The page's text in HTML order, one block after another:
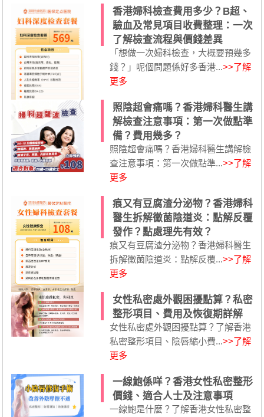
香港婦科檢查費用多少？B超、
驗血及常見項目收費整理：一次
了解檢查流程與價錢差異
「想做一次婦科檢查，大概要預幾多
錢？」呢個問題係好多香港...>>了解
更多
照陰超會痛嗎？香港婦科醫生講
解檢查注意事項：第一次做點準
備？費用幾多？
照陰超會痛嗎？香港婦科醫生講解檢
查注意事項：第一次做點準...>>了解
更多
痕又有豆腐渣分泌物？香港婦科
醫生拆解黴菌陰道炎：點解反覆
發作？點處理先有效？
痕又有豆腐渣分泌物？香港婦科醫生
拆解黴菌陰道炎：點解反覆...>>了解
更多
女性私密處外觀困擾點算？私密
整形項目、費用及恢復期詳解
女性私密處外觀困擾點算？了解香港
私密整形項目、陰唇縮小費...>>了解
更多
一線鮑係咩？香港女性私密整形
價錢、適合人士及注意事項
一線鮑是什麼？了解香港女性私密整